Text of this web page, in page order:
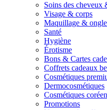
Soins des cheveux
Visage & corps
Maquillage &
Santé
Hygiène
Érotisme
Bons & Cartes
Coffrets cadeaux
Cosmétiques
Dermocosmétiques
Cosmétiques
Promotions